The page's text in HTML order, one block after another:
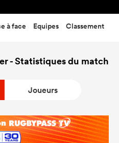
à face Equipes Classement
- Statistiques du match
Joueurs